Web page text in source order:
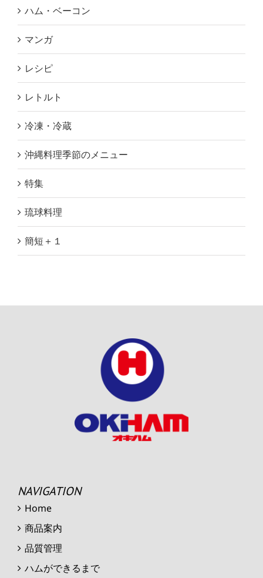
ハム・ベーコン
マンガ
レシピ
レトルト
冷凍・冷蔵
沖縄料理季節のメニュー
特集
琉球料理
簡短＋１
NAVIGATION
Home
商品案内
品質管理
ハムができるまで